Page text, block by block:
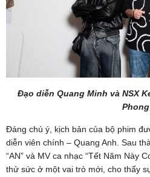
Đạo diễn Quang Minh và NSX
Phong
Đáng chú ý, kịch bản của bộ phim
diễn viên chính – Quang Anh. Sau
“AN” và MV ca nhạc “Tết Năm Này
thử sức ở một vai trò mới, cho thấy